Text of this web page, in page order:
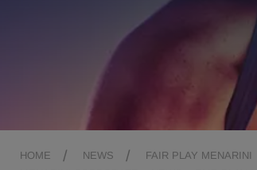
HOME NEWS FAIR PLAY MENARINI